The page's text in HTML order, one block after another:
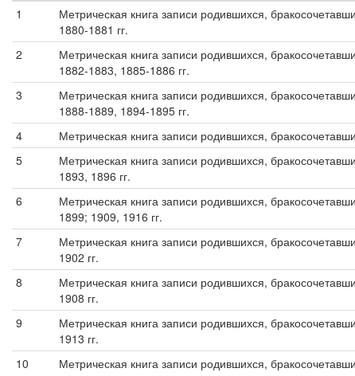
1
Метрическая книга записи родившихся,
1880-1881 гг.
2
Метрическая книга записи родившихся,
1882-1883, 1885-1886 гг.
3
Метрическая книга записи родившихся,
1888-1889, 1894-1895 гг.
4 Метрическая книга записи родившихся,
5
Метрическая книга записи родившихся,
1893, 1896 гг.
6
Метрическая книга записи родившихся,
1899; 1909, 1916 гг.
7
Метрическая книга записи родившихся,
1902 гг.
8
Метрическая книга записи родившихся,
1908 гг.
9
Метрическая книга записи родившихся,
1913 гг.
10
Метрическая книга записи родившихся,